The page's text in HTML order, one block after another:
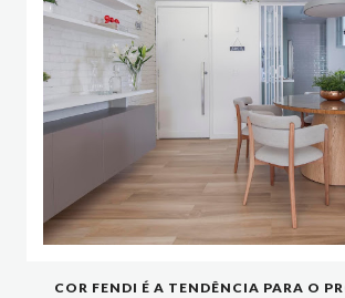
COR FENDI É A TENDÊNCIA PARA O